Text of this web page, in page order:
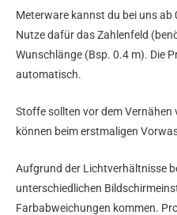
Meterware kannst du bei uns ab
Nutze dafür das Zahlenfeld
Wunschlänge (Bsp. 0.4 m). Die
automatisch.
Stoffe sollten vor dem Vernähen
können beim erstmaligen
Aufgrund der Lichtverhältnisse
unterschiedlichen
Farbabweichungen kommen.